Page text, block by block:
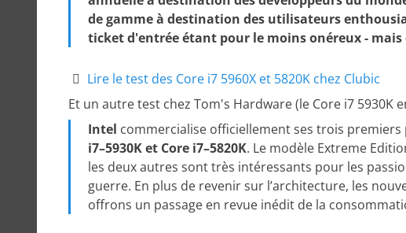
de gamme à destination des utilisateurs
ticket d'entrée étant pour le moins onéreux -
Lire le test des Core i7 5960X et 5820K chez Clubic
Et un autre test chez Tom's Hardware (le Core i7 5930K
Intel commercialise officiellement ses trois premiers
i7–5930K et Core i7–5820K. Le modèle Extreme
les deux autres sont très intéressants pour les
guerre. En plus de revenir sur l’architecture, les
offrons un passage en revue inédit de la